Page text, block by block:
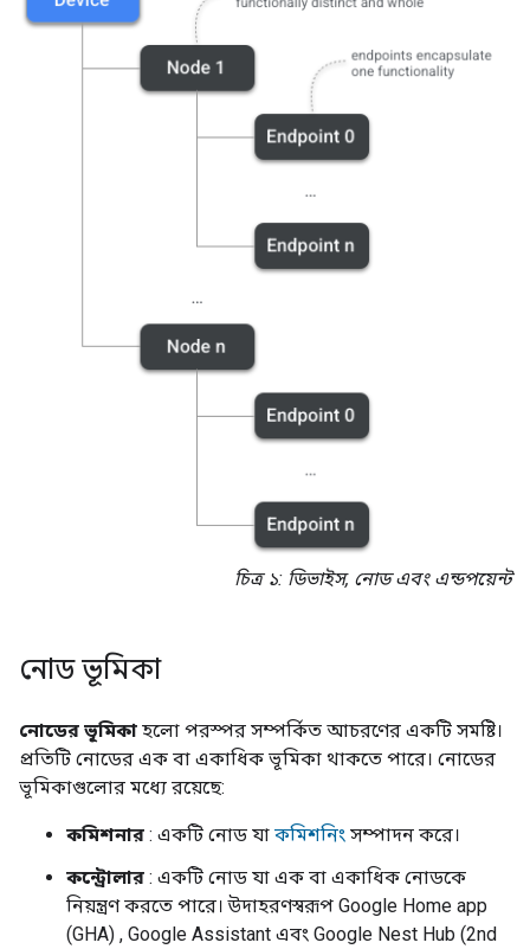
চিত্র ১: ডিভাইস, নোড এবং এন্ডপয়েন্ট
নোড ভূমিকা
নোডের ভূমিকা হলো পরস্পর সম্পর্কিত আচরণের একটি সমষ্টি।
প্রতিটি নোডের এক বা একাধিক ভূমিকা থাকতে পারে। নোডের
ভূমিকাগুলোর মধ্যে রয়েছে:
কমিশনার : একটি নোড যা কমিশনিং সম্পাদন করে।
কন্ট্রোলার : একটি নোড যা এক বা একাধিক নোডকে
নিয়ন্ত্রণ করতে পারে। উদাহরণস্বরূপ Google Home app
(GHA) , Google Assistant এবং Google Nest Hub (2nd